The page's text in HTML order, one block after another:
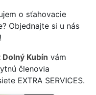
o sťahovacie
Objednajte si u nás
!
Kubín vám
členovia
EXTRA SERVICES.